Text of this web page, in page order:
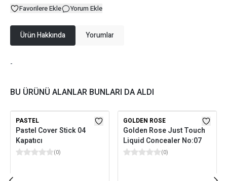
Favorilere Ekle Yorum Ekle
Ürün Hakkında Yorumlar
-
BU ÜRÜNÜ ALANLAR BUNLARI DA ALDI
PASTEL
Pastel Cover Stick 04
Kapatıcı
(0)
GOLDEN ROSE
Golden Rose Just Touch
Liquid Concealer No:07
(0)